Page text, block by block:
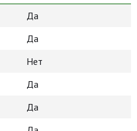
Да
Да
Нет
Да
Да